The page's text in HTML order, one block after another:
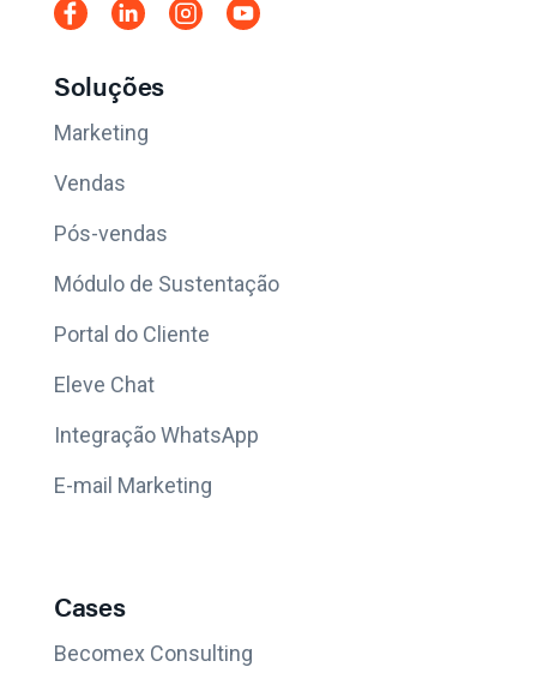
Soluções
Marketing
Vendas
Pós-vendas
Módulo de Sustentação
Portal do Cliente
Eleve Chat
Integração WhatsApp
E-mail Marketing
Cases
Becomex Consulting